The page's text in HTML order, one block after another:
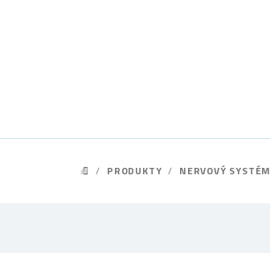
DOMŮ
/ PRODUKTY / NERVOVÝ SYSTÉM